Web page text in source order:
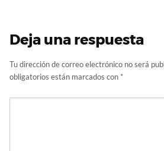
Deja una respuesta
Tu dirección de correo electrónico no será
obligatorios están marcados con *